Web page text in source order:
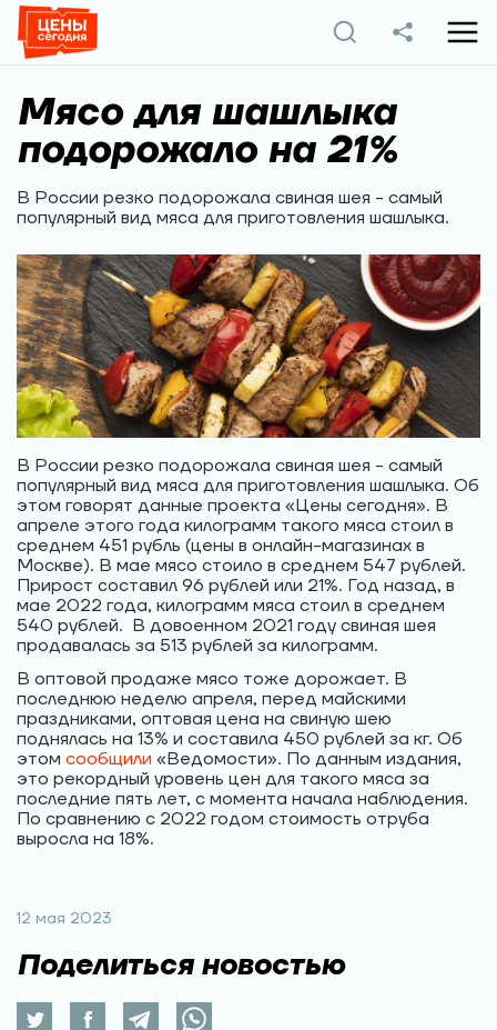
Мясо для шашлыка
подорожало на 21%
В России резко подорожала свиная шея - самый
популярный вид мяса для приготовления шашлыка.
В России резко подорожала свиная шея - самый
популярный вид мяса для приготовления шашлыка. Об
этом говорят данные проекта «Цены сегодня». В
апреле этого года килограмм такого мяса стоил в
среднем 451 рубль (цены в онлайн-магазинах в
Москве). В мае мясо стоило в среднем 547 рублей.
Прирост составил 96 рублей или 21%. Год назад, в
мае 2022 года, килограмм мяса стоил в среднем
540 рублей. В довоенном 2021 году свиная шея
продавалась за 513 рублей за килограмм.
В оптовой продаже мясо тоже дорожает. В
последнюю неделю апреля, перед майскими
праздниками, оптовая цена на свиную шею
поднялась на 13% и составила 450 рублей за кг. Об
этом сообщили «Ведомости». По данным издания,
это рекордный уровень цен для такого мяса за
последние пять лет, с момента начала наблюдения.
По сравнению с 2022 годом стоимость отруба
выросла на 18%.
12 мая 2023
Поделиться новостью